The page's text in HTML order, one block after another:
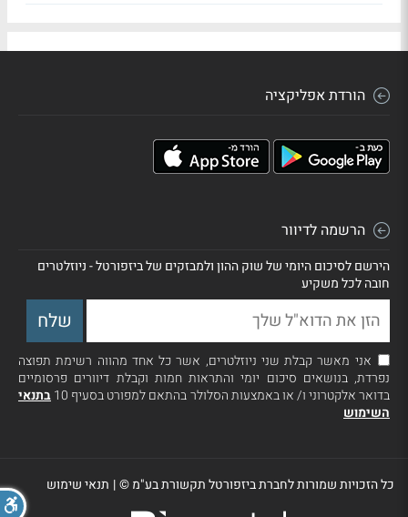
הורדת אפליקציה
הרשמה לדיוור
הירשם לסיכום היומי של שוק ההון ולמבזקים של ביזפורטל - ניוזלטרים
חובה לכל משקיע
אני מאשר קבלת שני ניוזלטרים, אשר כל אחד מהווה רשימת תפוצה
נפרדת, בנושאים סיכום יומי והתראות חמות וקבלת דיוורים פרסומיים
בדואר אלקטרוני ו/ או באמצעות הסלולר בהתאם למפורט בסעיף 10
בתנאי
השימוש
כל הזכויות שמורות לחברת ביזפורטל תקשורת בע"מ ©| תנאי שימוש